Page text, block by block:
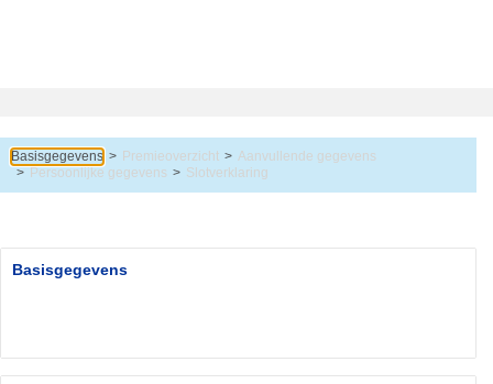
Basisgegevens Premieoverzicht
Aanvullende gegevens
Persoonlijke gegevens
Slotverklaring
Basisgegevens